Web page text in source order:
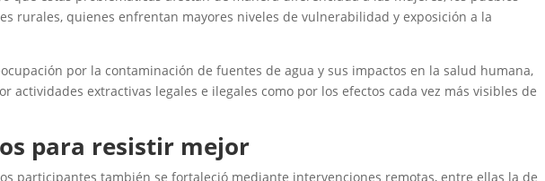
rurales, quienes enfrentan mayores niveles de vulnerabilidad y exposición a la
por la contaminación de fuentes de agua y sus impactos en la salud humana,
actividades extractivas legales e ilegales como por los efectos cada vez más visibles de
para resistir mejor
participantes también se fortaleció mediante intervenciones remotas, entre ellas la de